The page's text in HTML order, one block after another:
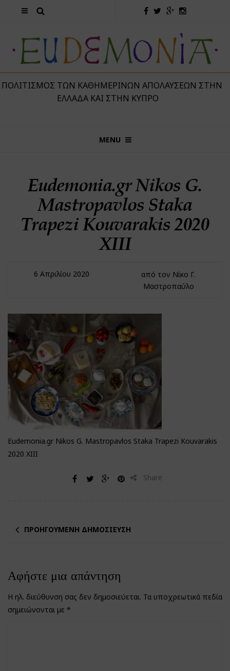
ΤΩΝ ΚΑΘΗΜΕΡΙΝΏΝ ΑΠΟΛΑΎΣΕΩΝ ΣΤΗΝ
ΕΛΛΆΔΑ ΚΑΙ ΣΤΗΝ ΚΎΠΡΟ
MENU
Eudemonia.gr Nikos G.
Mastropavlos Staka
Trapezi Kouvarakis 2020
XIII
6 Απριλίου 2020
από τον Νίκο Γ.
Μαστροπαύλο
Eudemonia.gr Nikos G. Mastropavlos Staka Trapezi Kouvarakis
2020 XIII
Share
ΠΡΟΗΓΟΎΜΕΝΗ ΔΗΜΟΣΊΕΥΣΗ
Αφήστε μια απάντηση
Η ηλ. διεύθυνση σας δεν δημοσιεύεται. Τα υποχρεωτικά πεδία
σημειώνονται με *